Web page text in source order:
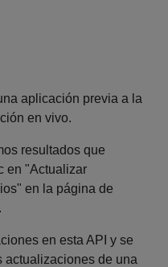
aplicación previa a la
en vivo.
resultados que
en "Actualizar
en la página de
en esta API y se
actualizaciones de una